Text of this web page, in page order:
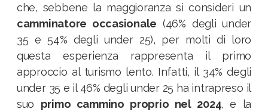
che, sebbene la maggioranza si consideri un
camminatore occasionale (46% degli under
35 e 54% degli under 25), per molti di loro
questa esperienza rappresenta il primo
approccio al turismo lento. Infatti, il 34% degli
under 35 e il 46% degli under 25 ha intrapreso il
suo primo cammino proprio nel 2024, e la